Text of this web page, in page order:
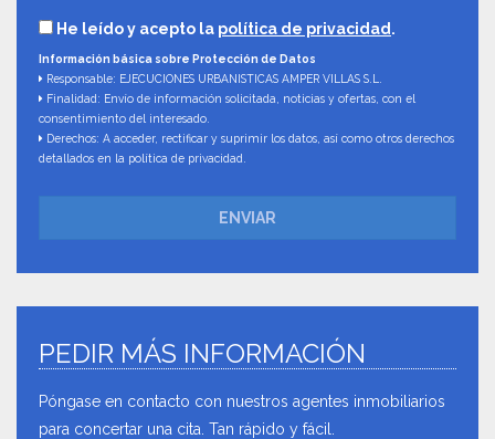
He leído y acepto la política de privacidad .
Información básica sobre Protección de Datos
Responsable: EJECUCIONES URBANISTICAS AMPER VILLAS S.L.
Finalidad: Envío de información solicitada, noticias y ofertas, con el
consentimiento del interesado.
Derechos: A acceder, rectificar y suprimir los datos, así como otros derechos
detallados en la política de privacidad.
ENVIAR
PEDIR MÁS INFORMACIÓN
Póngase en contacto con nuestros agentes inmobiliarios
para concertar una cita. Tan rápido y fácil.